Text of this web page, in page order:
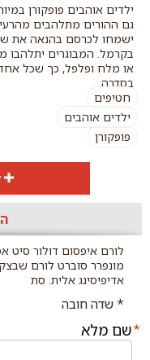
ילדים אוהבים פופקורן
גם ההורים מתלהבים
ישמחו לכרסם בהנאה את
בקרמל. המבוגרים יתלהבו
או מלח ופלפל, כך שכל
בסדרה.
חטיפים
ילדים אוהבים
פופקורן
לורם איפסום דולור סיט
מונפרר סוברט לורם שבצק
אדיפיסינג אלית. סת
* שדה חובה
שם מלא